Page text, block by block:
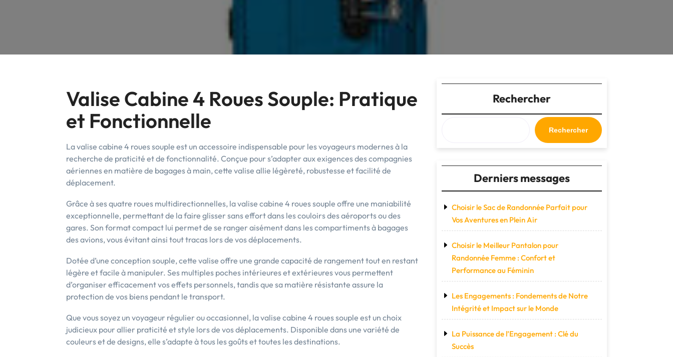
Valise Cabine 4 Roues Souple: Pratique
et Fonctionnelle
La valise cabine 4 roues souple est un accessoire indispensable pour les voyageurs modernes à la
recherche de praticité et de fonctionnalité. Conçue pour s’adapter aux exigences des compagnies
aériennes en matière de bagages à main, cette valise allie légèreté, robustesse et facilité de
déplacement.
Grâce à ses quatre roues multidirectionnelles, la valise cabine 4 roues souple offre une maniabilité
exceptionnelle, permettant de la faire glisser sans effort dans les couloirs des aéroports ou des
gares. Son format compact lui permet de se ranger aisément dans les compartiments à bagages
des avions, vous évitant ainsi tout tracas lors de vos déplacements.
Dotée d’une conception souple, cette valise offre une grande capacité de rangement tout en restant
légère et facile à manipuler. Ses multiples poches intérieures et extérieures vous permettent
d’organiser efficacement vos effets personnels, tandis que sa matière résistante assure la
protection de vos biens pendant le transport.
Que vous soyez un voyageur régulier ou occasionnel, la valise cabine 4 roues souple est un choix
judicieux pour allier praticité et style lors de vos déplacements. Disponible dans une variété de
couleurs et de designs, elle s’adapte à tous les goûts et toutes les destinations.
Rechercher
Rechercher
Derniers messages
Choisir le Sac de Randonnée Parfait pour
Vos Aventures en Plein Air
Choisir le Meilleur Pantalon pour
Randonnée Femme : Confort et
Performance au Féminin
Les Engagements : Fondements de Notre
Intégrité et Impact sur le Monde
La Puissance de l’Engagement : Clé du
Succès